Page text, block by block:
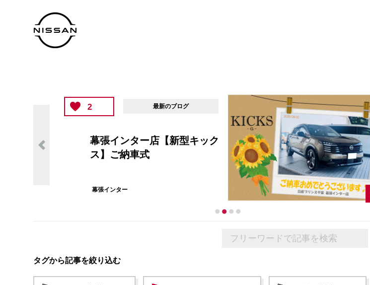
2 最新のブログ
幕張インター店【新型キック
ス】ご納車式
幕張インター
タグから記事を絞り込む